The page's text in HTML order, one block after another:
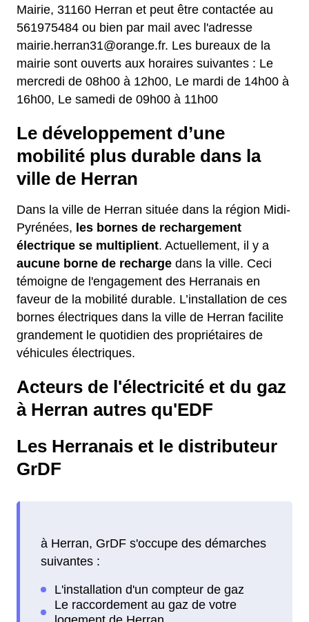
Mairie, 31160 Herran et peut être contactée au
561975484 ou bien par mail avec l'adresse
mairie.herran31@orange.fr. Les bureaux de la
mairie sont ouverts aux horaires suivantes : Le
mercredi de 08h00 à 12h00, Le mardi de 14h00 à
16h00, Le samedi de 09h00 à 11h00
Le développement d’une
mobilité plus durable dans la
ville de Herran
Dans la ville de Herran située dans la région Midi-
Pyrénées, les bornes de rechargement
électrique se multiplient. Actuellement, il y a
aucune borne de recharge dans la ville. Ceci
témoigne de l'engagement des Herranais en
faveur de la mobilité durable. L’installation de ces
bornes électriques dans la ville de Herran facilite
grandement le quotidien des propriétaires de
véhicules électriques.
Acteurs de l'électricité et du gaz
à Herran autres qu'EDF
Les Herranais et le distributeur
GrDF
à Herran, GrDF s'occupe des démarches
suivantes :